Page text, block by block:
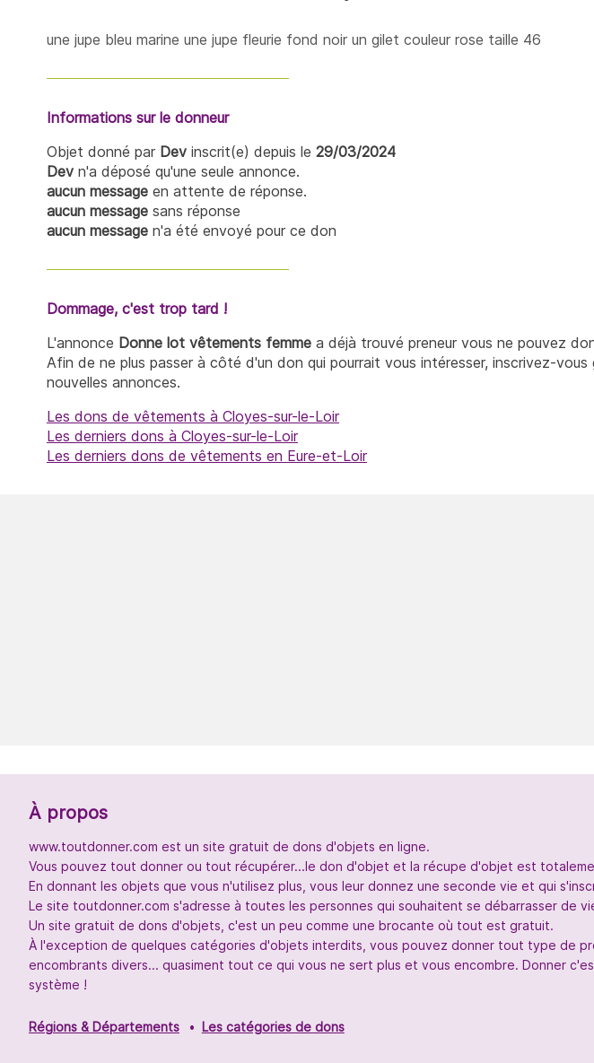
une jupe bleu marine une jupe fleurie fond noir un gilet couleur rose taille 46
Informations sur le donneur
Objet donné par Dev inscrit(e) depuis le 29/03/2024
Dev n'a déposé qu'une seule annonce.
aucun message en attente de réponse.
aucun message sans réponse
aucun message n'a été envoyé pour ce don
Dommage, c'est trop tard !
L'annonce Donne lot vêtements femme a déjà trouvé preneur vous ne pouvez
Afin de ne plus passer à côté d'un don qui pourrait vous intéresser, inscrivez-
nouvelles annonces.
Les dons de vêtements à Cloyes-sur-le-Loir
Les derniers dons à Cloyes-sur-le-Loir
Les derniers dons de vêtements en Eure-et-Loir
À propos
www.toutdonner.com est un site gratuit de dons d'objets en ligne.
Vous pouvez tout donner ou tout récupérer...le don d'objet et la récupe d'objet est
En donnant les objets que vous n'utilisez plus, vous leur donnez une seconde vie et qui
Le site toutdonner.com s'adresse à toutes les personnes qui souhaitent se débarrasser de
Un site gratuit de dons d'objets, c'est un peu comme une brocante où tout est gratuit.
À l'exception de quelques catégories d'objets interdits, vous pouvez donner tout type de
encombrants divers... quasiment tout ce qui vous ne sert plus et vous encombre. Donner
système !
Régions & Départements Les catégories de dons